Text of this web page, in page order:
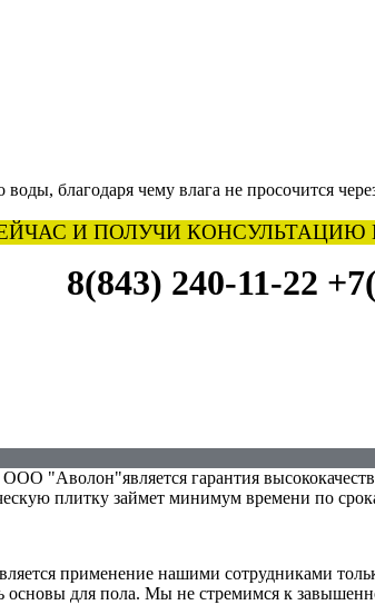
благодаря чему влага не просочится
И ПОЛУЧИ КОНСУЛЬТАЦИЮ
8(843) 240-11-22
"Аволон"является гарантия
плитку займет минимум времени по
применение нашими сотрудниками
основы для пола. Мы не стремимся к